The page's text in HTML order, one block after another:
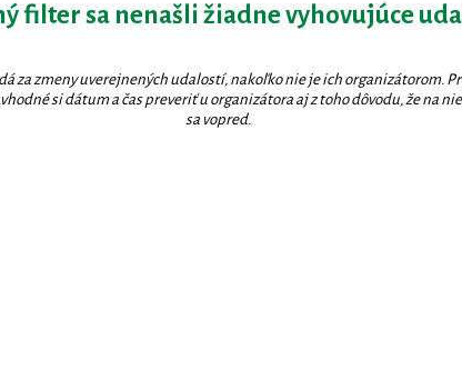
filter sa nenašli žiadne vyhovujúce
za zmeny uverejnených udalostí, nakoľko nie je ich organizátorom.
si dátum a čas preveriť u organizátora aj z toho dôvodu, že na
sa vopred.